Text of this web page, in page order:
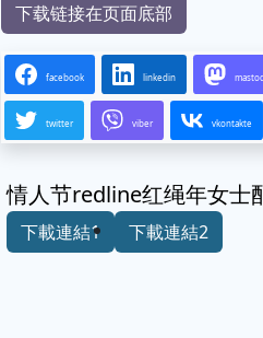
下载链接在页面底部
facebook linkedin
twitter viber vkontakte
情人节redline红绳年女士
下載連結1 下載連結2